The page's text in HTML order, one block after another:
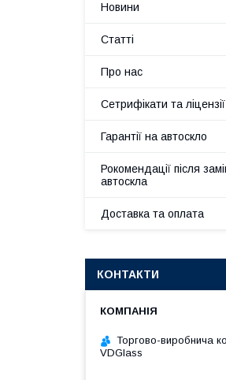
Новини
Статті
Про нас
Сетрифікати та ліцензії
Гарантії на автоскло
Рокомендації після
автоскла
Доставка та оплата
КОНТАКТИ
Торгово-виробнича
VDGlass